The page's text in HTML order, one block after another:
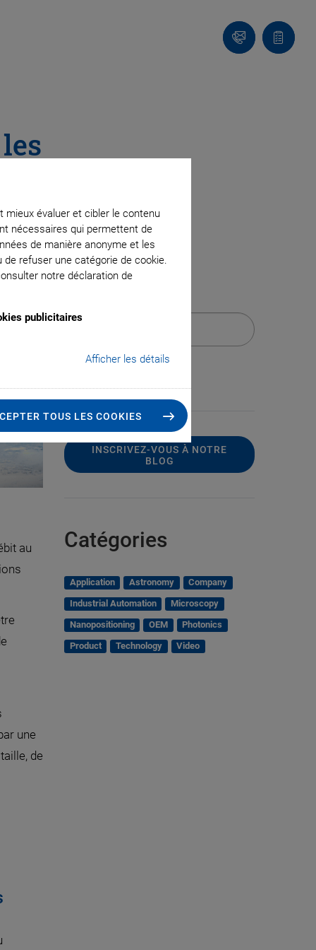
mieux évaluer et cibler le contenu
nécessaires qui permettent de
de manière anonyme et les
refuser une catégorie de cookie.
notre déclaration de
publicitaires
Afficher les détails
TOUS LES COOKIES
Contact
Votre
panier
au
une
de
INSCRIVEZ-VOUS À NOTRE
BLOG
Catégories
Application Astronomy
Company
Industrial Automation
Microscopy
Nanopositioning
OEM
Photonics
Product
Technology Video